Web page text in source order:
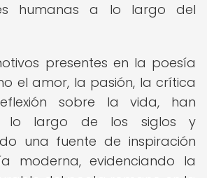
humanas a lo largo del
presentes en la poesía
el amor, la pasión, la crítica
sobre la vida, han
lo largo de los siglos y
una fuente de inspiración
moderna, evidenciando la